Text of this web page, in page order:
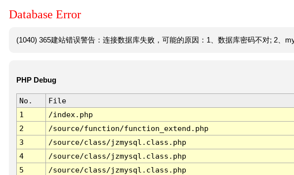
Database Error
(1040) 365建站错误警告：连接数据库失败，可能的原因：1、数据库密码不对; 2、
PHP Debug
No. File
1
/index.php
2
/source/function/function_extend.php
3
/source/class/jzmysql.class.php
4
/source/class/jzmysql.class.php
5
/source/class/jzmysql.class.php